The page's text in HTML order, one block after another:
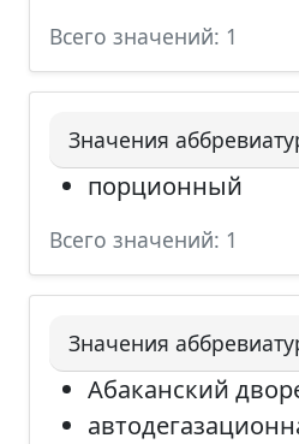
Всего значений: 1
Значения
порционный
Всего значений: 1
Значения
Абаканский